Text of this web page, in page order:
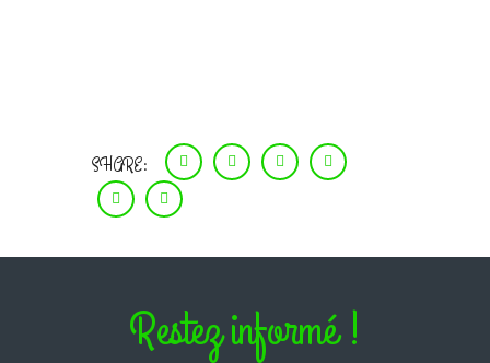
SHARE:
Restez informé !